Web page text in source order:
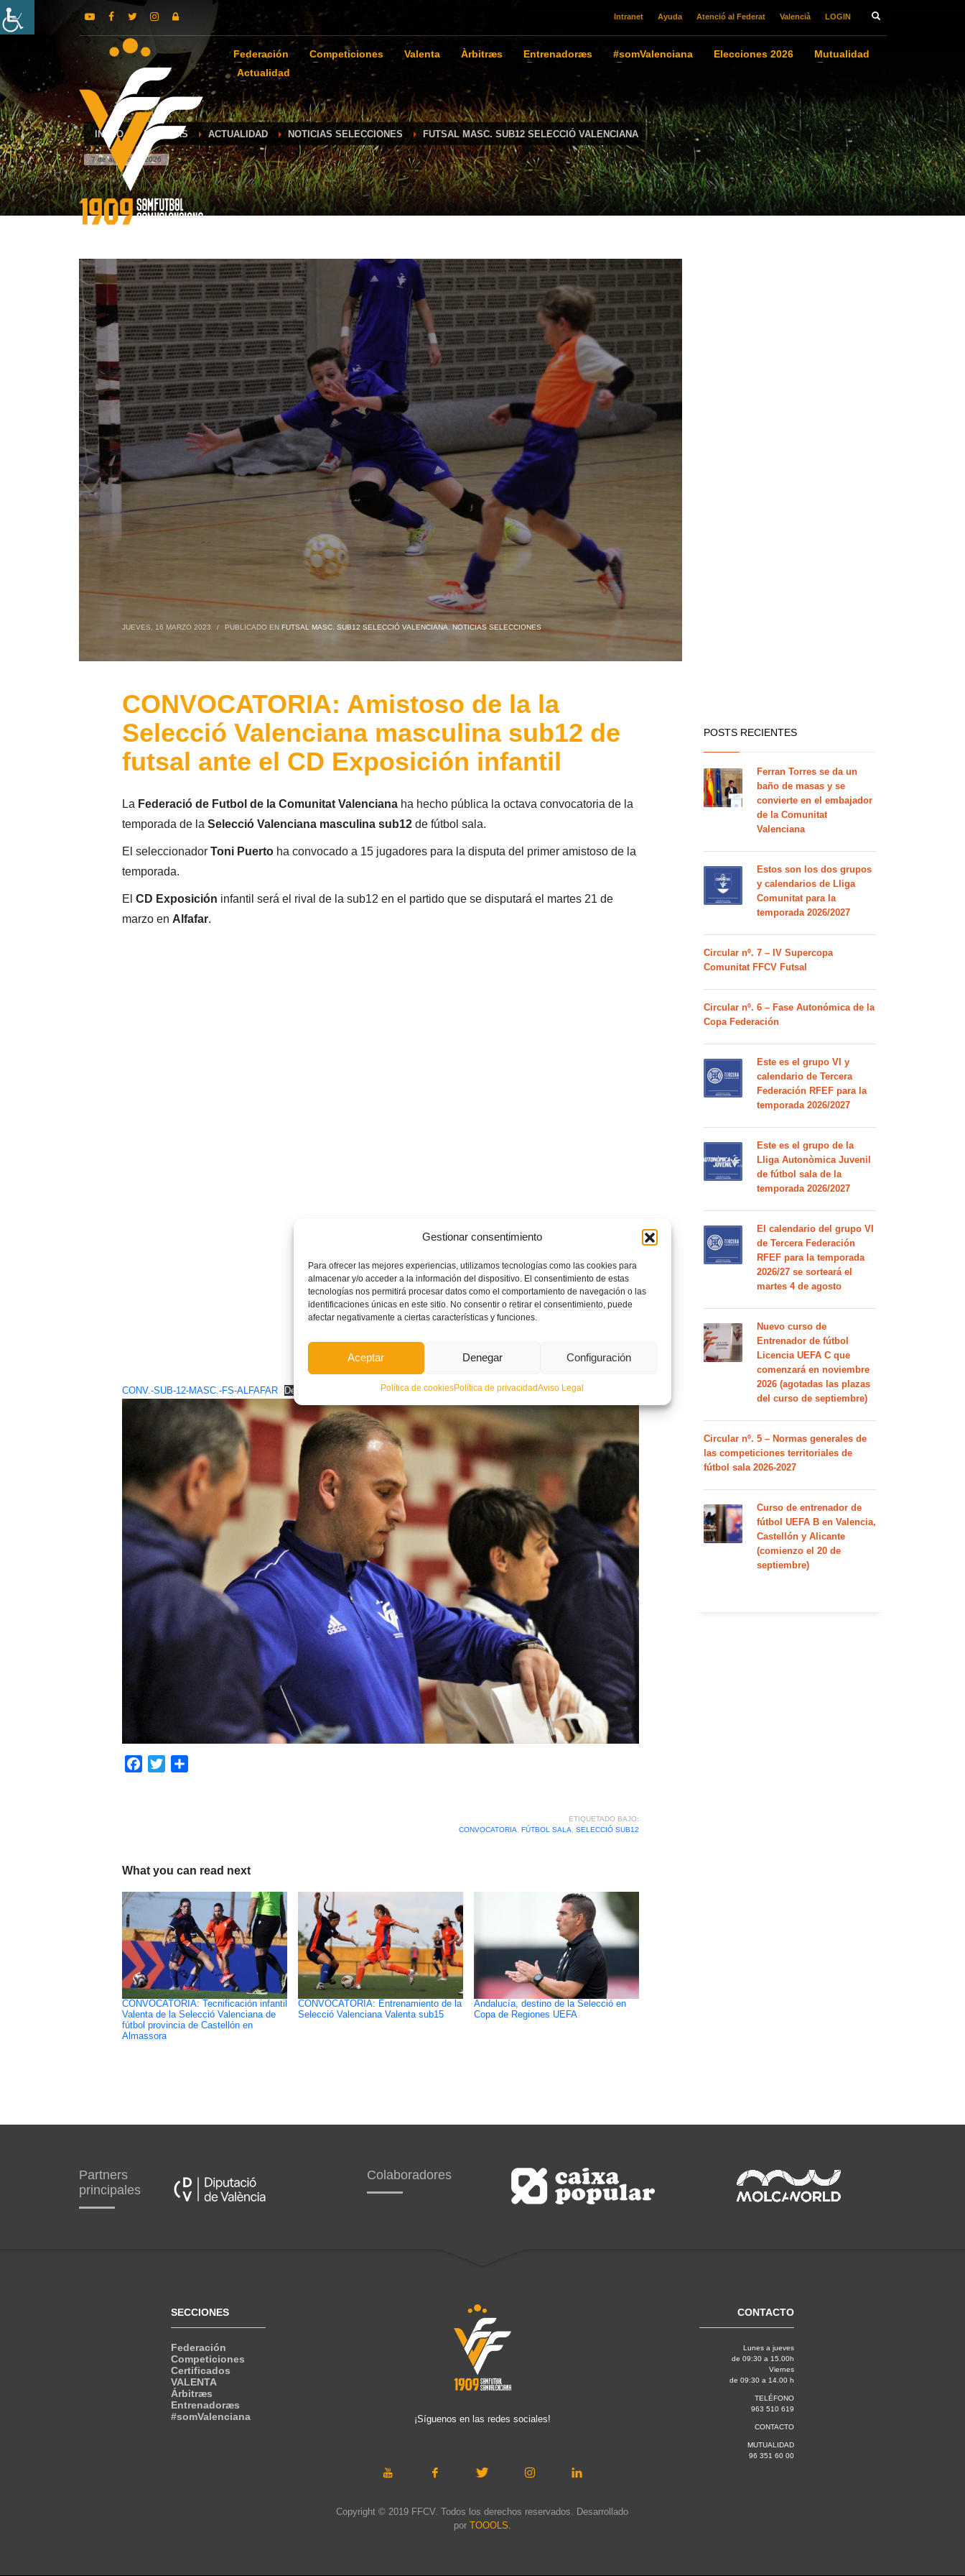
Gestionar consentimiento
Para ofrecer las mejores experiencias, utilizamos tecnologías como las cookies para
almacenar y/o acceder a la información del dispositivo. El consentimiento de estas
tecnologías nos permitirá procesar datos como el comportamiento de navegación o las
identificaciones únicas en este sitio. No consentir o retirar el consentimiento, puede
afectar negativamente a ciertas características y funciones.
Aceptar Denegar Configuración
Política de cookiesPolítica de privacidadAviso Legal
Intranet Ayuda Atenció al Federat Valencià LOGIN
Federación Competiciones Valenta Àrbitræs Entrenadoræs #somValenciana Elecciones 2026
Mutualidad
Actualidad
INICIO NOTICIAS ACTUALIDAD NOTICIAS SELECCIONES FUTSAL MASC. SUB12 SELECCIÓ VALENCIANA
7 de agosto de 2026
JUEVES, 16 MARZO 2023 / PUBLICADO EN FUTSAL MASC. SUB12 SELECCIÓ VALENCIANA, NOTICIAS SELECCIONES
CONVOCATORIA: Amistoso de la la
Selecció Valenciana masculina sub12 de
futsal ante el CD Exposición infantil
La Federació de Futbol de la Comunitat Valencianaha hecho pública la octava convocatoria de la
temporada de la Selecció Valenciana masculina sub12 de fútbol sala.
El seleccionador Toni Puertoha convocado a 15 jugadores para la disputa del primer amistoso de la
temporada.
El CD Exposición infantil será el rival de la sub12 en el partido que se disputará el martes 21 de
marzo en Alfafar.
CONV.-SUB-12-MASC.-FS-ALFAFAR Descarga
Facebook
Twitter
ETIQUETADO BAJO:
CONVOCATORIA
FÚTBOL SALA SELECCIÓ SUB12
What you can read next
CONVOCATORIA: Tecnificación infantil
Valenta de la Selecció Valenciana de
fútbol provincia de Castellón en
Almassora
CONVOCATORIA: Entrenamiento de la
Selecció Valenciana Valenta sub15
Andalucía, destino de la Selecció en
Copa de Regiones UEFA
POSTS RECIENTES
Ferran Torres se da un
baño de masas y se
convierte en el embajador
de la Comunitat
Valenciana
Estos son los dos grupos
y calendarios de Lliga
Comunitat para la
temporada 2026/2027
Circular nº. 7 – IV Supercopa
Comunitat FFCV Futsal
Circular nº. 6 – Fase Autonómica de la
Copa Federación
Este es el grupo VI y
calendario de Tercera
Federación RFEF para la
temporada 2026/2027
Este es el grupo de la
Lliga Autonòmica Juvenil
de fútbol sala de la
temporada 2026/2027
El calendario del grupo VI
de Tercera Federación
RFEF para la temporada
2026/27 se sorteará el
martes 4 de agosto
Nuevo curso de
Entrenador de fútbol
Licencia UEFA C que
comenzará en noviembre
2026 (agotadas las plazas
del curso de septiembre)
Circular nº. 5 – Normas generales de
las competiciones territoriales de
fútbol sala 2026-2027
Curso de entrenador de
fútbol UEFA B en Valencia,
Castellón y Alicante
(comienzo el 20 de
septiembre)
Partners
principales
Colaboradores
SECCIONES
Federación
Competiciones
Certificados
VALENTA
Árbitræs
Entrenadoræs
#somValenciana
¡Síguenos en las redes sociales!
Copyright © 2019 FFCV. Todos los derechos reservados. Desarrollado
por TOOOLS.
CONTACTO
Lunes a jueves
de 09:30 a 15.00h
Viernes
de 09:30 a 14.00 h
TELÉFONO
963 510 619
CONTACTO
MUTUALIDAD
96 351 60 00